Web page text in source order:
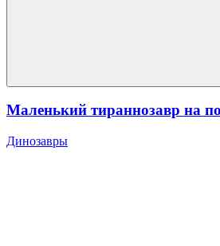
Маленький тираннозавр на
Динозавры